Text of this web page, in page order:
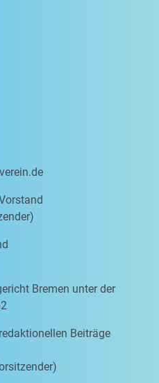
Bremen unter der
Beiträge